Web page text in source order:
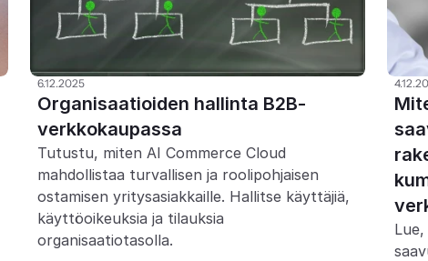
6.12.2025
Organisaatioiden hallinta B2B-
verkkokaupassa
Tutustu, miten AI Commerce Cloud
mahdollistaa turvallisen ja roolipohjaisen
ostamisen yritysasiakkaille. Hallitse käyttäjiä,
käyttöoikeuksia ja tilauksia
organisaatiotasolla.